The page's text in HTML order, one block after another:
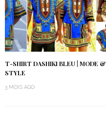
T-SHIRT DASHIKI BLEU | MODE &
STYLE
3 MOIS AGO